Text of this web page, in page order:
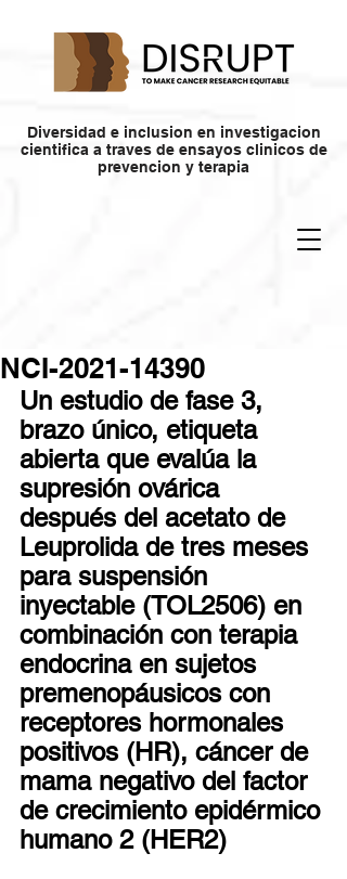
Diversidad e inclusion en investigacion
cientifica a traves de ensayos clinicos de
prevencion y terapia
NCI-2021-14390
Un estudio de fase 3,
brazo único, etiqueta
abierta que evalúa la
supresión ovárica
después del acetato de
Leuprolida de tres meses
para suspensión
inyectable (TOL2506) en
combinación con terapia
endocrina en sujetos
premenopáusicos con
receptores hormonales
positivos (HR), cáncer de
mama negativo del factor
de crecimiento epidérmico
humano 2 (HER2)